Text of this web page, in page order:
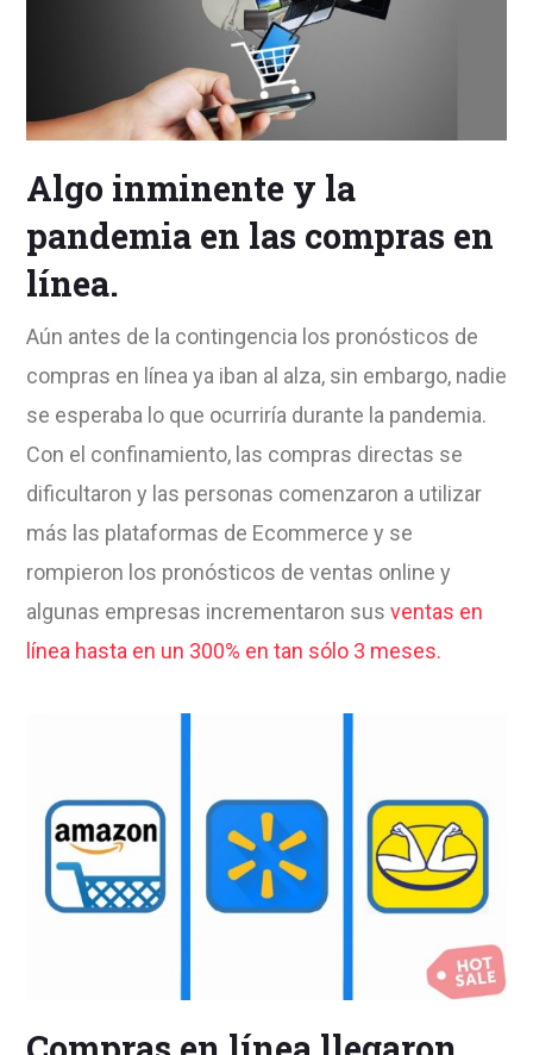
Algo inminente y la
pandemia en las compras en
línea.
Aún antes de la contingencia los pronósticos de
compras en línea ya iban al alza, sin embargo, nadie
se esperaba lo que ocurriría durante la pandemia.
Con el confinamiento, las compras directas se
dificultaron y las personas comenzaron a utilizar
más las plataformas de Ecommerce y se
rompieron los pronósticos de ventas online y
algunas empresas incrementaron sus ventas en
línea hasta en un 300% en tan sólo 3 meses.